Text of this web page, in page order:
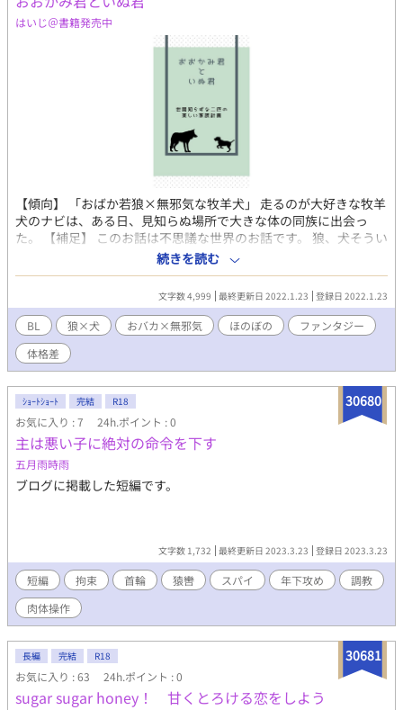
はいじ＠書籍発売中
【傾向】 「おばか若狼×無邪気な牧羊犬」 走るのが大好きな牧羊
犬のナビは、ある日、見知らぬ場所で大きな体の同族に出会っ
た。 【補足】 このお話は不思議な世界のお話です。 狼、犬そうい
う種族として想像して読んで頂いてもよいですし、擬人化して読
んで頂いても大丈夫。 そういう、とっても摩訶不思議なお話で
す。 【おつたえ】 アルファやベータと言った単語が出てきます
が、オメガバースではなく狼の群れでの単語です。
続きを読む
文字数 4,999 最終更新日 2022.1.23 登録日 2022.1.23
BL 狼×犬 おバカ×無邪気 ほのぼの
ファンタジー
体格差
30680
ｼｮｰﾄｼｮｰﾄ 完結 R18
お気に入り : 7 24h.ポイント : 0
主は悪い子に絶対の命令を下す
五月雨時雨
ブログに掲載した短編です。
文字数 1,732 最終更新日 2023.3.23 登録日 2023.3.23
短編 拘束 首輪 猿轡 スパイ 年下攻め
調教
肉体操作
30681
長編 完結 R18
お気に入り : 63 24h.ポイント : 0
sugar sugar honey！ 甘くとろける恋をしよう